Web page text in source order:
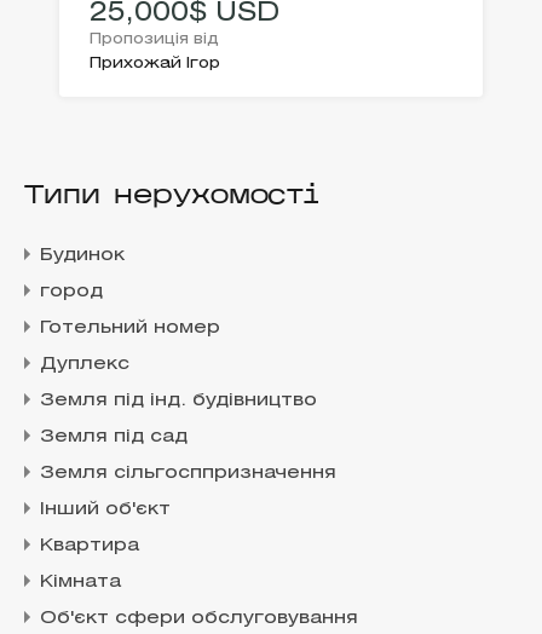
25,000$ USD
Пропозиція від
Прихожай Ігор
Типи нерухомості
Будинок
город
Готельний номер
Дуплекс
Земля під інд. будівництво
Земля під сад
Земля сільгосппризначення
Інший об'єкт
Квартира
Кімната
Об'єкт сфери обслуговування